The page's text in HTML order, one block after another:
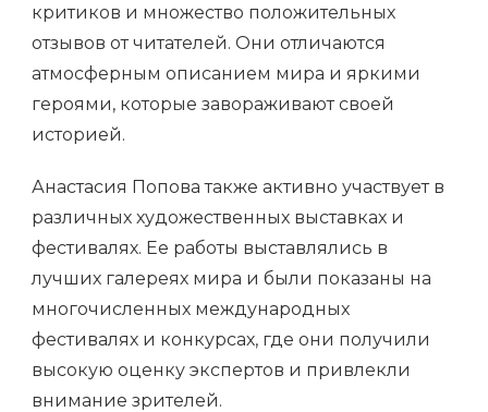
критиков и множество положительных
отзывов от читателей. Они отличаются
атмосферным описанием мира и яркими
героями, которые завораживают своей
историей.
Анастасия Попова также активно участвует в
различных художественных выставках и
фестивалях. Ее работы выставлялись в
лучших галереях мира и были показаны на
многочисленных международных
фестивалях и конкурсах, где они получили
высокую оценку экспертов и привлекли
внимание зрителей.